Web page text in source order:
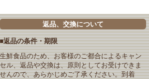
返品、交換について
■返品の条件・期限
生鮮食品のため、お客様のご都合によるキャン
セル、返品や交換は、原則としてお受けできま
せんので、あらかじめご了承ください。到着